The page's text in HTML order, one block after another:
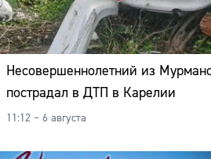
Несовершеннолетний из
пострадал в ДТП в Карелии
11:12 – 6 августа